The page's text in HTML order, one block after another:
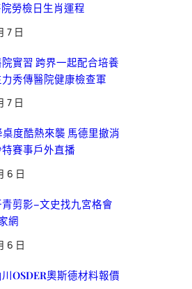
勞檢日生肖運程
7 日
實習 跨界一起配合培養
秀傳醫院健康檢查軍
7 日
度酷熱來襲 馬德里撤消
賽事戶外直播
6 日
青剪影–文史找九宮格會
網
6 日
OSDER奧斯德材料報價